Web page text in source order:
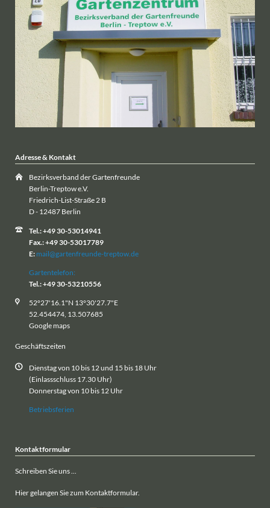
Adresse & Kontakt
Bezirksverband der Gartenfreunde
Berlin-Treptow e.V.
Friedrich-List-Straße 2 B
D - 12487 Berlin
Tel.: +49 30-53014941
Fax.: +49 30-53017789
E: mail@gartenfreunde-treptow.de
Gartentelefon:
Tel.: +49 30-53210556
52°27'16.1"N 13°30'27.7"E
52.454474, 13.507685
Google maps
Geschäftszeiten
Dienstag von 10 bis 12 und 15 bis 18 Uhr
(Einlassschluss 17.30 Uhr)
Donnerstag von 10 bis 12 Uhr
Betriebsferien
Kontaktformular
Schreiben Sie uns ...
Hier gelangen Sie zum Kontaktformular.